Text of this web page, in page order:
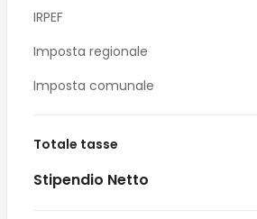
IRPEF
Imposta regionale
Imposta comunale
Totale tasse
Stipendio Netto